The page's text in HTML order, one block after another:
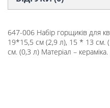
647-006 Набір горщиків для
19*15,5 см (2,9 л), 15 * 13 см.
см. (0,3 л) Матеріал – кераміка.